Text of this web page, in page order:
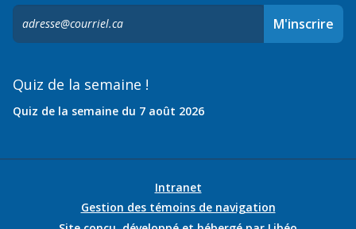
M'inscrire
Quiz de la semaine !
Quiz de la semaine du 7 août 2026
Intranet
Gestion des témoins de navigation